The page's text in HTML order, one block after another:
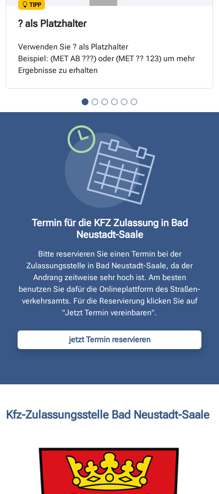
TIPP
? als Platzhalter
Verwenden Sie ? als Platzhalter
Beispiel: (MET AB ???) oder (MET ?? 123) um mehr
Ergebnisse zu erhalten
Termin für die KFZ Zulassung in Bad
Neustadt-Saale
Bitte reservieren Sie einen Termin bei der
Zulassungsstelle in Bad Neustadt-Saale, da der
Andrang zeitweise sehr hoch ist. Am besten
benutzen Sie dafür die Onlineplattform des Straßen­
verkehrsamts. Für die Reservierung klicken Sie auf
"Jetzt Termin vereinbaren".
jetzt Termin reservieren
Kfz-Zulassungsstelle Bad Neustadt-Saale